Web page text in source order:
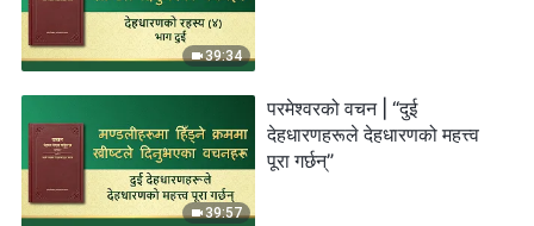
39:34
39:57
परमेश्‍वरको वचन | “दुई
देहधारणहरूले देहधारणको महत्त्व
पूरा गर्छन्”